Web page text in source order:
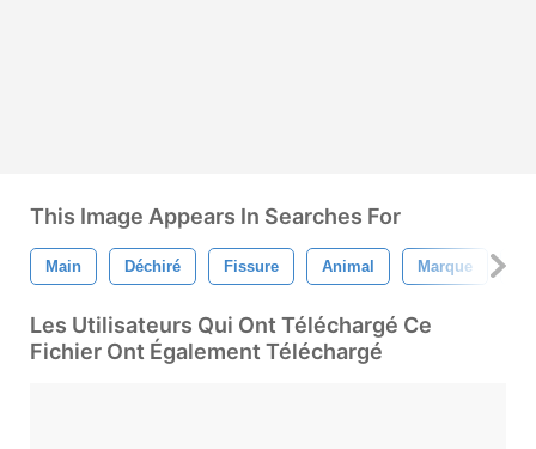
This Image Appears In Searches For
Main Déchiré Fissure Animal Marque
Les Utilisateurs Qui Ont Téléchargé Ce
Fichier Ont Également Téléchargé